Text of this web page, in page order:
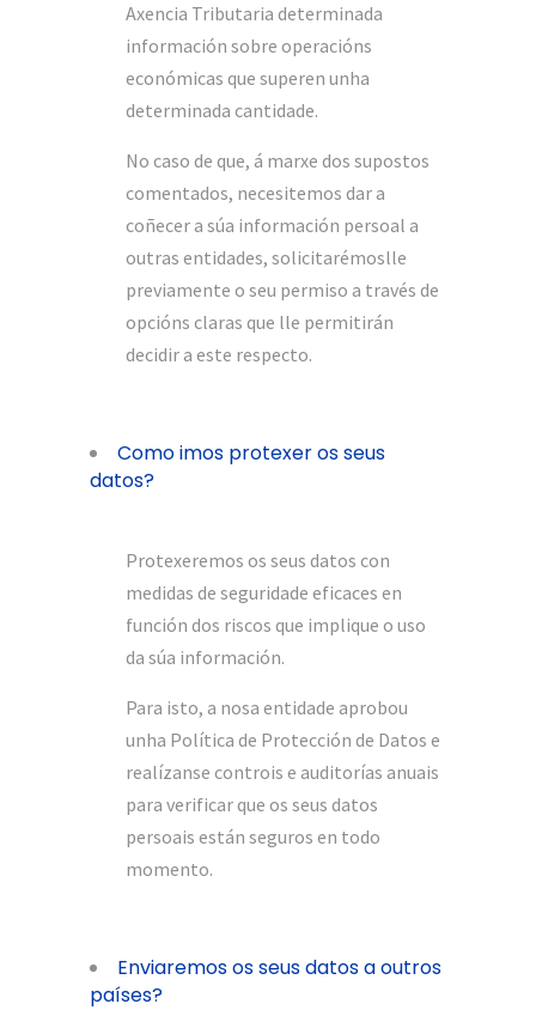
Axencia Tributaria determinada
información sobre operacións
económicas que superen unha
determinada cantidade.
No caso de que, á marxe dos supostos
comentados, necesitemos dar a
coñecer a súa información persoal a
outras entidades, solicitarémoslle
previamente o seu permiso a través de
opcións claras que lle permitirán
decidir a este respecto.
Como imos protexer os seus
datos?
Protexeremos os seus datos con
medidas de seguridade eficaces en
función dos riscos que implique o uso
da súa información.
Para isto, a nosa entidade aprobou
unha Política de Protección de Datos e
realízanse controis e auditorías anuais
para verificar que os seus datos
persoais están seguros en todo
momento.
Enviaremos os seus datos a outros
países?